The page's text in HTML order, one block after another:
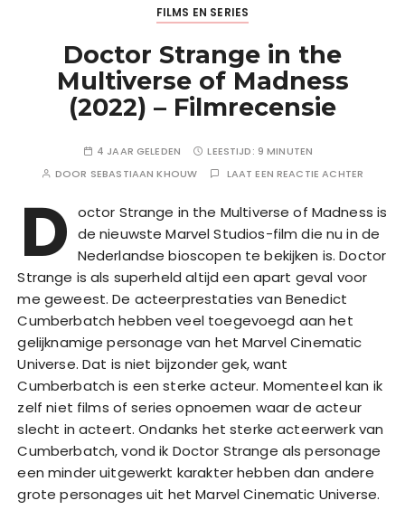
FILMS EN SERIES
Doctor Strange in the
Multiverse of Madness
(2022) – Filmrecensie
4 JAAR GELEDEN LEESTIJD: 9 MINUTEN
DOOR SEBASTIAAN KHOUW LAAT EEN REACTIE ACHTER
D octor Strange in the Multiverse of Madness is
de nieuwste Marvel Studios-film die nu in de
Nederlandse bioscopen te bekijken is. Doctor
Strange is als superheld altijd een apart geval voor
me geweest. De acteerprestaties van Benedict
Cumberbatch hebben veel toegevoegd aan het
gelijknamige personage van het Marvel Cinematic
Universe. Dat is niet bijzonder gek, want
Cumberbatch is een sterke acteur. Momenteel kan ik
zelf niet films of series opnoemen waar de acteur
slecht in acteert. Ondanks het sterke acteerwerk van
Cumberbatch, vond ik Doctor Strange als personage
een minder uitgewerkt karakter hebben dan andere
grote personages uit het Marvel Cinematic Universe.